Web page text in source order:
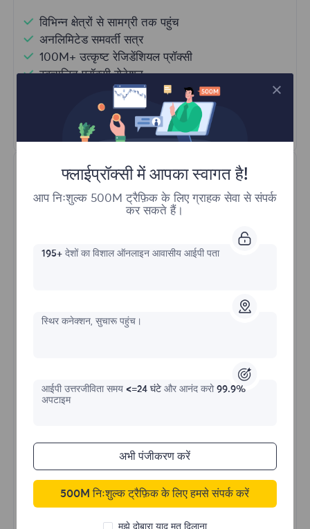
विभिन्न क्षेत्रों से सामग्री तक पहुंच
अनलिमिटेड समवर्ती सत्र
100M+ उत्कृष्ट रेजिडेंशियल प्रॉक्सी
स्वचालित प्रॉक्सी रोटेशन
HTTP(S)/SOCKS5
और अधिक जानें
प्रारंभिक प्रपत्र
अनलिमिटेड उपयोग डेटा
अनलिमिटेड IP उपयोग
दुनिया भर में 50 से अधिक क्षेत्र
फ्लाईप्रॉक्सी में आपका स्वागत है!
आप निःशुल्क 500M ट्रैफ़िक के लिए ग्राहक सेवा से संपर्क
कर सकते हैं।
195+देशों का विशाल ऑनलाइन आवासीय आईपी पता
स्थिर कनेक्शन, सुचारू पहुंच।
आईपी ​​उत्तरजीविता समय <=24 घंटे और आनंद करो 99.9%
अपटाइम
अभी पंजीकरण करें
500M निःशुल्क ट्रैफ़िक के लिए हमसे संपर्क करें
मुझे दोबारा याद मत दिलाना